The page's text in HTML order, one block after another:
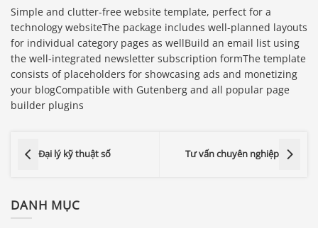
Simple and clutter-free website template, perfect for a
technology websiteThe package includes well-planned layouts
for individual category pages as wellBuild an email list using
the well-integrated newsletter subscription formThe template
consists of placeholders for showcasing ads and monetizing
your blogCompatible with Gutenberg and all popular page
builder plugins
Đại lý kỹ thuật số Tư vấn chuyên nghiệp
DANH MỤC